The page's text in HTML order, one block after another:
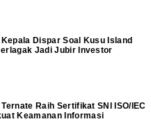
Dispar Soal Kusu Island
Jadi Jubir Investor
Raih Sertifikat SNI ISO/IEC
Keamanan Informasi